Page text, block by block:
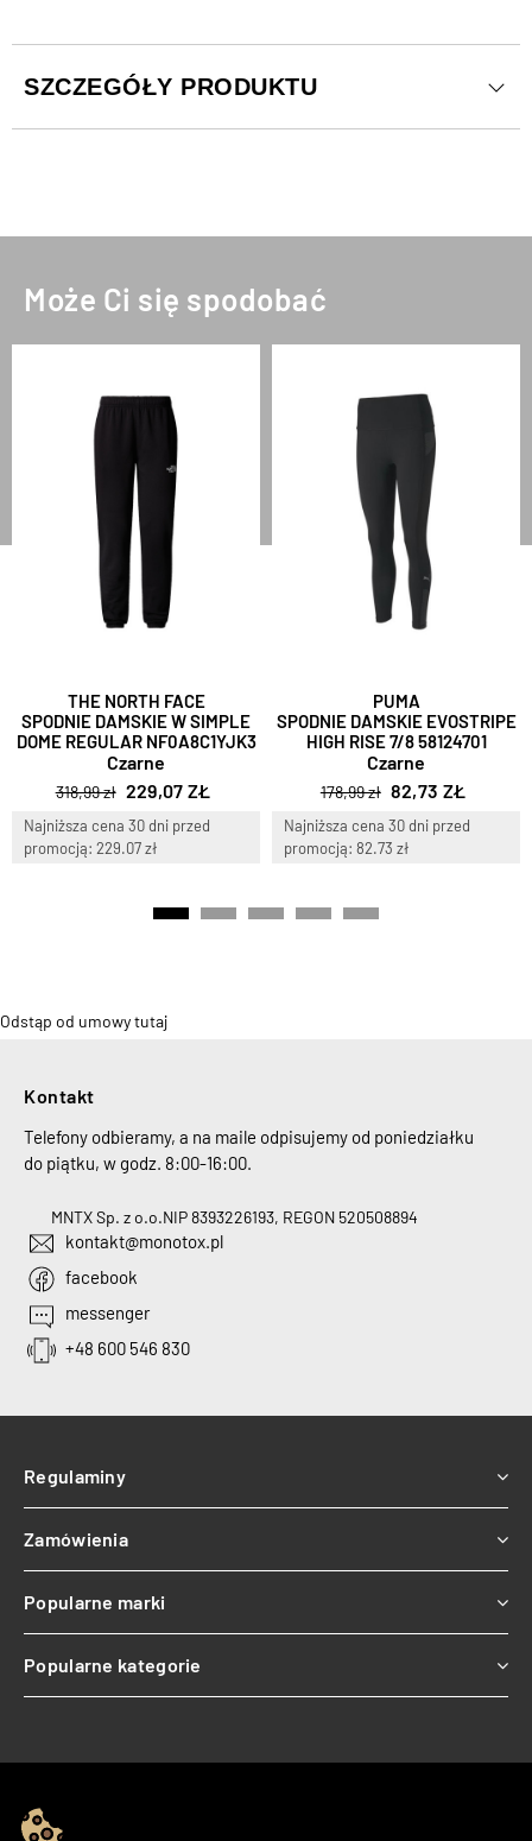
SZCZEGÓŁY PRODUKTU
Może Ci się spodobać
THE NORTH FACE
SPODNIE DAMSKIE W SIMPLE
DOME REGULAR NF0A8C1YJK3
Czarne
318,99 zł 229,07 ZŁ
Najniższa cena 30 dni przed
promocją: 229.07 zł
PUMA
SPODNIE DAMSKIE EVOSTRIPE
HIGH RISE 7/8 58124701
Czarne
178,99 zł 82,73 ZŁ
Najniższa cena 30 dni przed
promocją: 82.73 zł
Odstąp od umowy tutaj
Kontakt
Telefony odbieramy, a na maile odpisujemy od poniedziałku
do piątku, w godz. 8:00-16:00.
MNTX Sp. z o.o.NIP 8393226193, REGON 520508894
kontakt@monotox.pl
facebook
messenger
+48 600 546 830
Regulaminy
Zamówienia
Popularne marki
Popularne kategorie